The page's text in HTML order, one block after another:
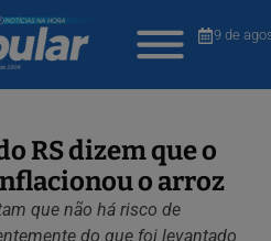
9 de
RS dizem que o
o arroz
que não há risco de
do que foi levantado